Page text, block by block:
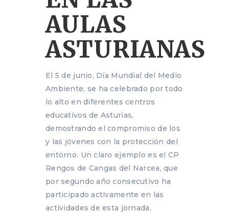
AULAS
ASTURIANAS
El 5 de junio, Día Mundial del Medio
Ambiente, se ha celebrado por todo
lo alto en diferentes centros
educativos de Asturias,
demostrando el compromiso de los
y las jóvenes con la protección del
entorno. Un claro ejemplo es el CP
Rengos de Cangas del Narcea, que
por segundo año consecutivo ha
participado activamente en las
actividades de esta jornada,